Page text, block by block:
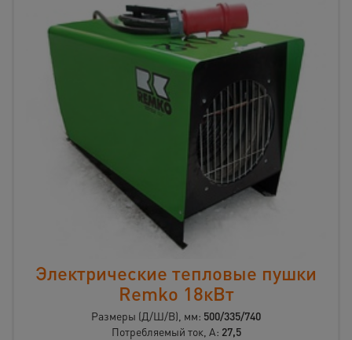
Электрические тепловые пушки
Remko 18кВт
Размеры (Д/Ш/В), мм: 500/335/740
Потребляемый ток, А: 27,5